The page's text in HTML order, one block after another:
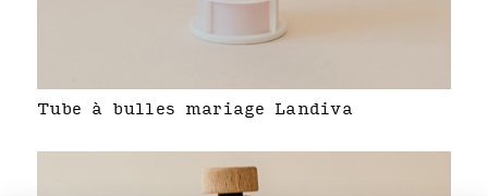
Tube à bulles mariage Landiva